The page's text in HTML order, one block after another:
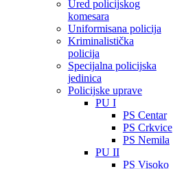
Ured policijskog
komesara
Uniformisana policija
Kriminalistička
policija
Specijalna policijska
jedinica
Policijske uprave
PU I
PS Centar
PS Crkvice
PS Nemila
PU II
PS Visoko